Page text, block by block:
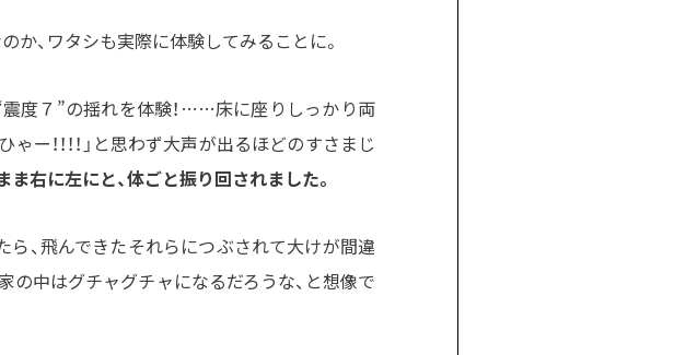
、ワタシも実際に体験してみることに。
震度７”の揺れを体験！……床に座りしっかり両
！！！！」と思わず大声が出るほどのすさまじ
右に左にと、体ごと振り回されました。
、飛んできたそれらにつぶされて大けが間違
の中はグチャグチャになるだろうな、と想像で